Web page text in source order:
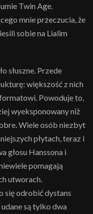
Twin Age.
mnie przeczucia, że
sobie na Lialim
słuszne. Przede
większość z nich
Powoduje to,
wyeksponowany niż
Wiele osób niezbyt
płytach, teraz i
głosu Hanssona i
pomagają
utworach.
się odrobić dystans
są tylko dwa